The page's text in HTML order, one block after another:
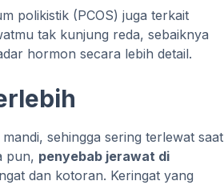
polikistik (PCOS) juga terkait
tak kunjung reda, sebaiknya
hormon secara lebih detail.
sehingga sering terlewat saat
pun, penyebab jerawat di
dan kotoran. Keringat yang